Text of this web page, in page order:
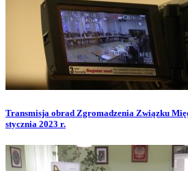
Transmisja obrad Zgromadzenia Związku
stycznia 2023 r.